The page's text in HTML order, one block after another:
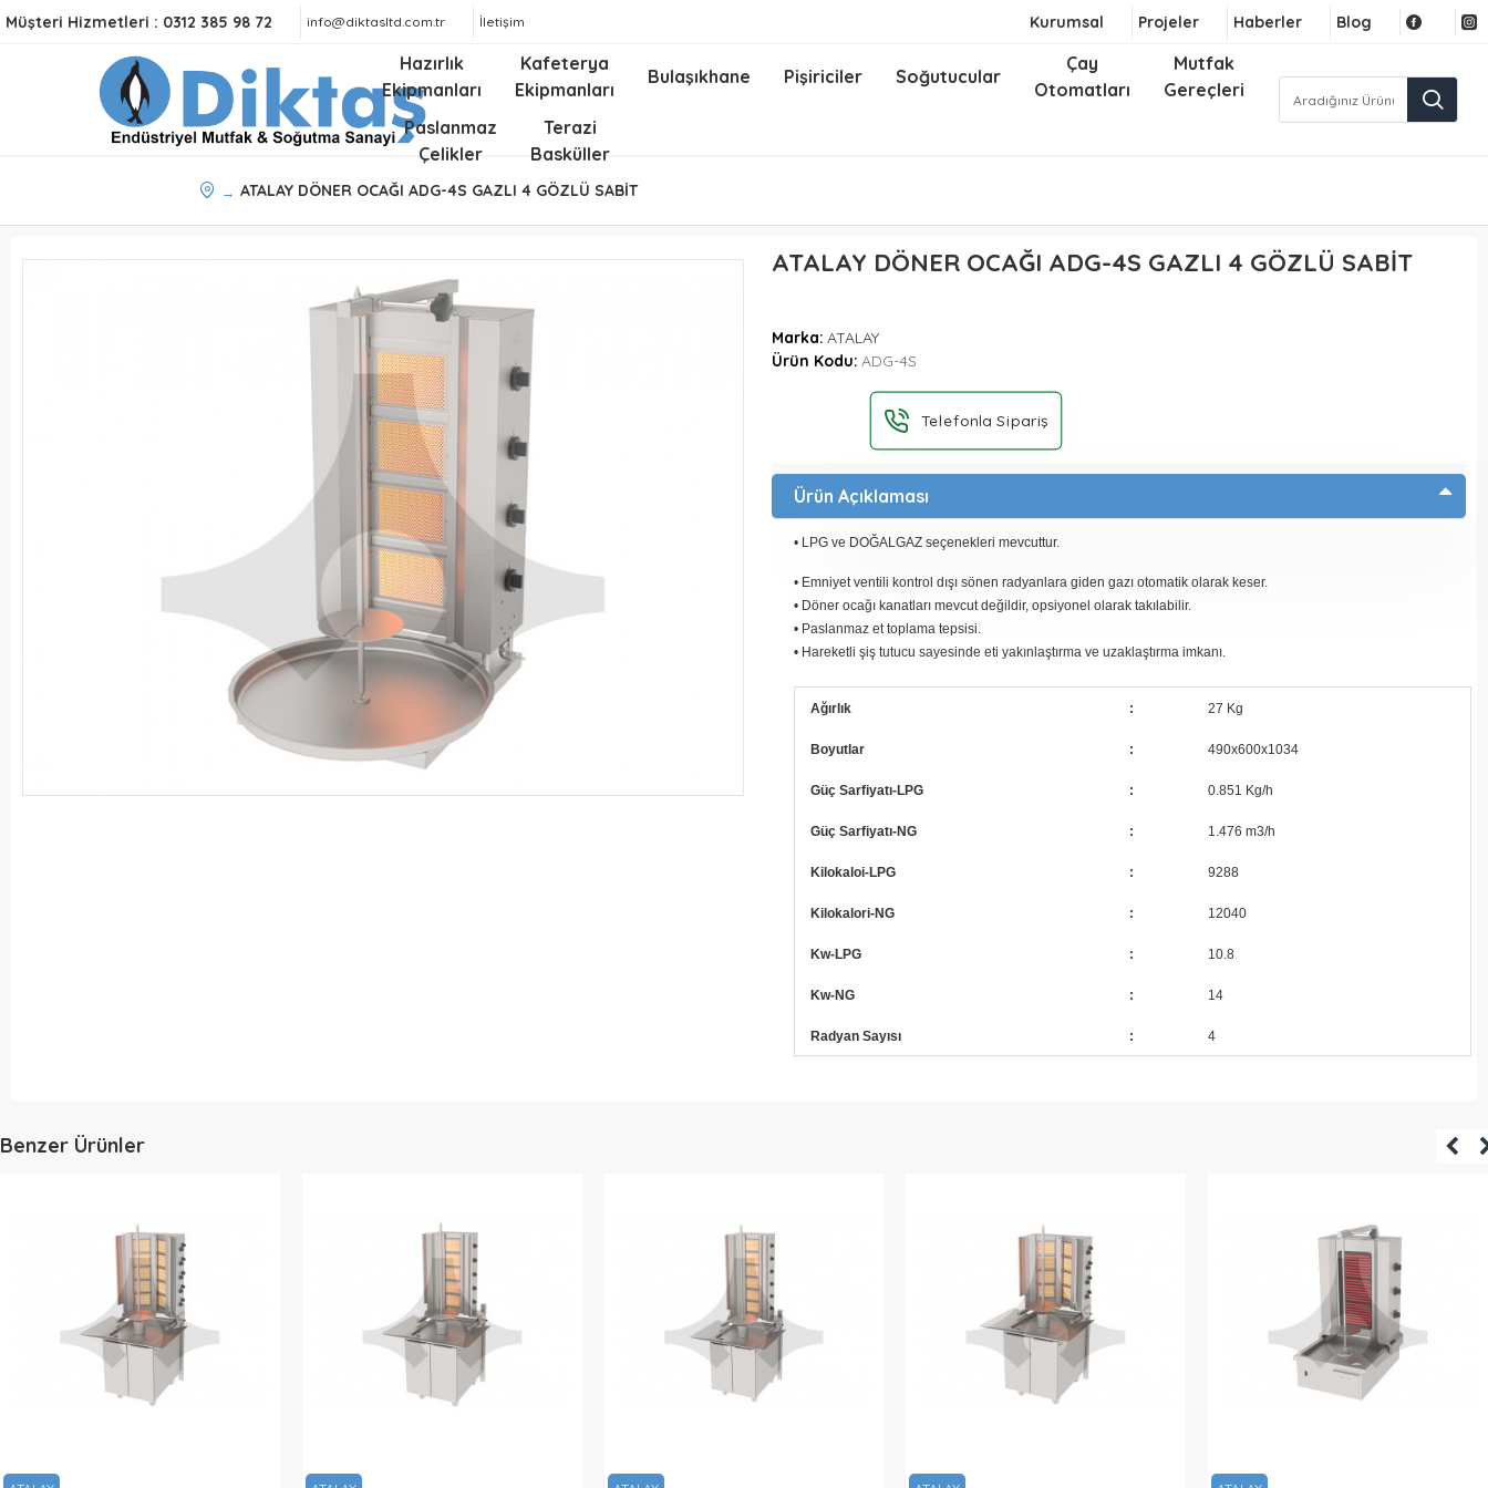
Müşteri Hizmetleri : 0312 385 98 72 info@diktasltd.com.tr İletişim Kurumsal Projeler Haberler Blog
Hazırlık
Ekipmanları
Kafeterya
Ekipmanları
Bulaşıkhane Pişiriciler Soğutucular
Çay
Otomatları
Mutfak
Gereçleri
Paslanmaz
Çelikler
Terazi
Basküller
ATALAY DÖNER OCAĞI ADG-4S GAZLI 4 GÖZLÜ SABİT
ATALAY DÖNER OCAĞI ADG-4S GAZLI 4 GÖZLÜ SABİT
Marka: ATALAY
Ürün Kodu: ADG-4S
Telefonla Sipariş
Ürün Açıklaması
• LPG ve DOĞALGAZ seçenekleri mevcuttur.
• Emniyet ventili kontrol dışı sönen radyanlara giden gazı otomatik olarak keser.
• Döner ocağı kanatları mevcut değildir, opsiyonel olarak takılabilir.
• Paslanmaz et toplama tepsisi.
• Hareketli şiş tutucu sayesinde eti yakınlaştırma ve uzaklaştırma imkanı.
Ağırlık : 27 Kg
Boyutlar : 490x600x1034
Güç Sarfiyatı-LPG : 0.851 Kg/h
Güç Sarfiyatı-NG : 1.476 m3/h
Kilokaloi-LPG : 9288
Kilokalori-NG : 12040
Kw-LPG : 10.8
Kw-NG : 14
Radyan Sayısı : 4
Benzer Ürünler